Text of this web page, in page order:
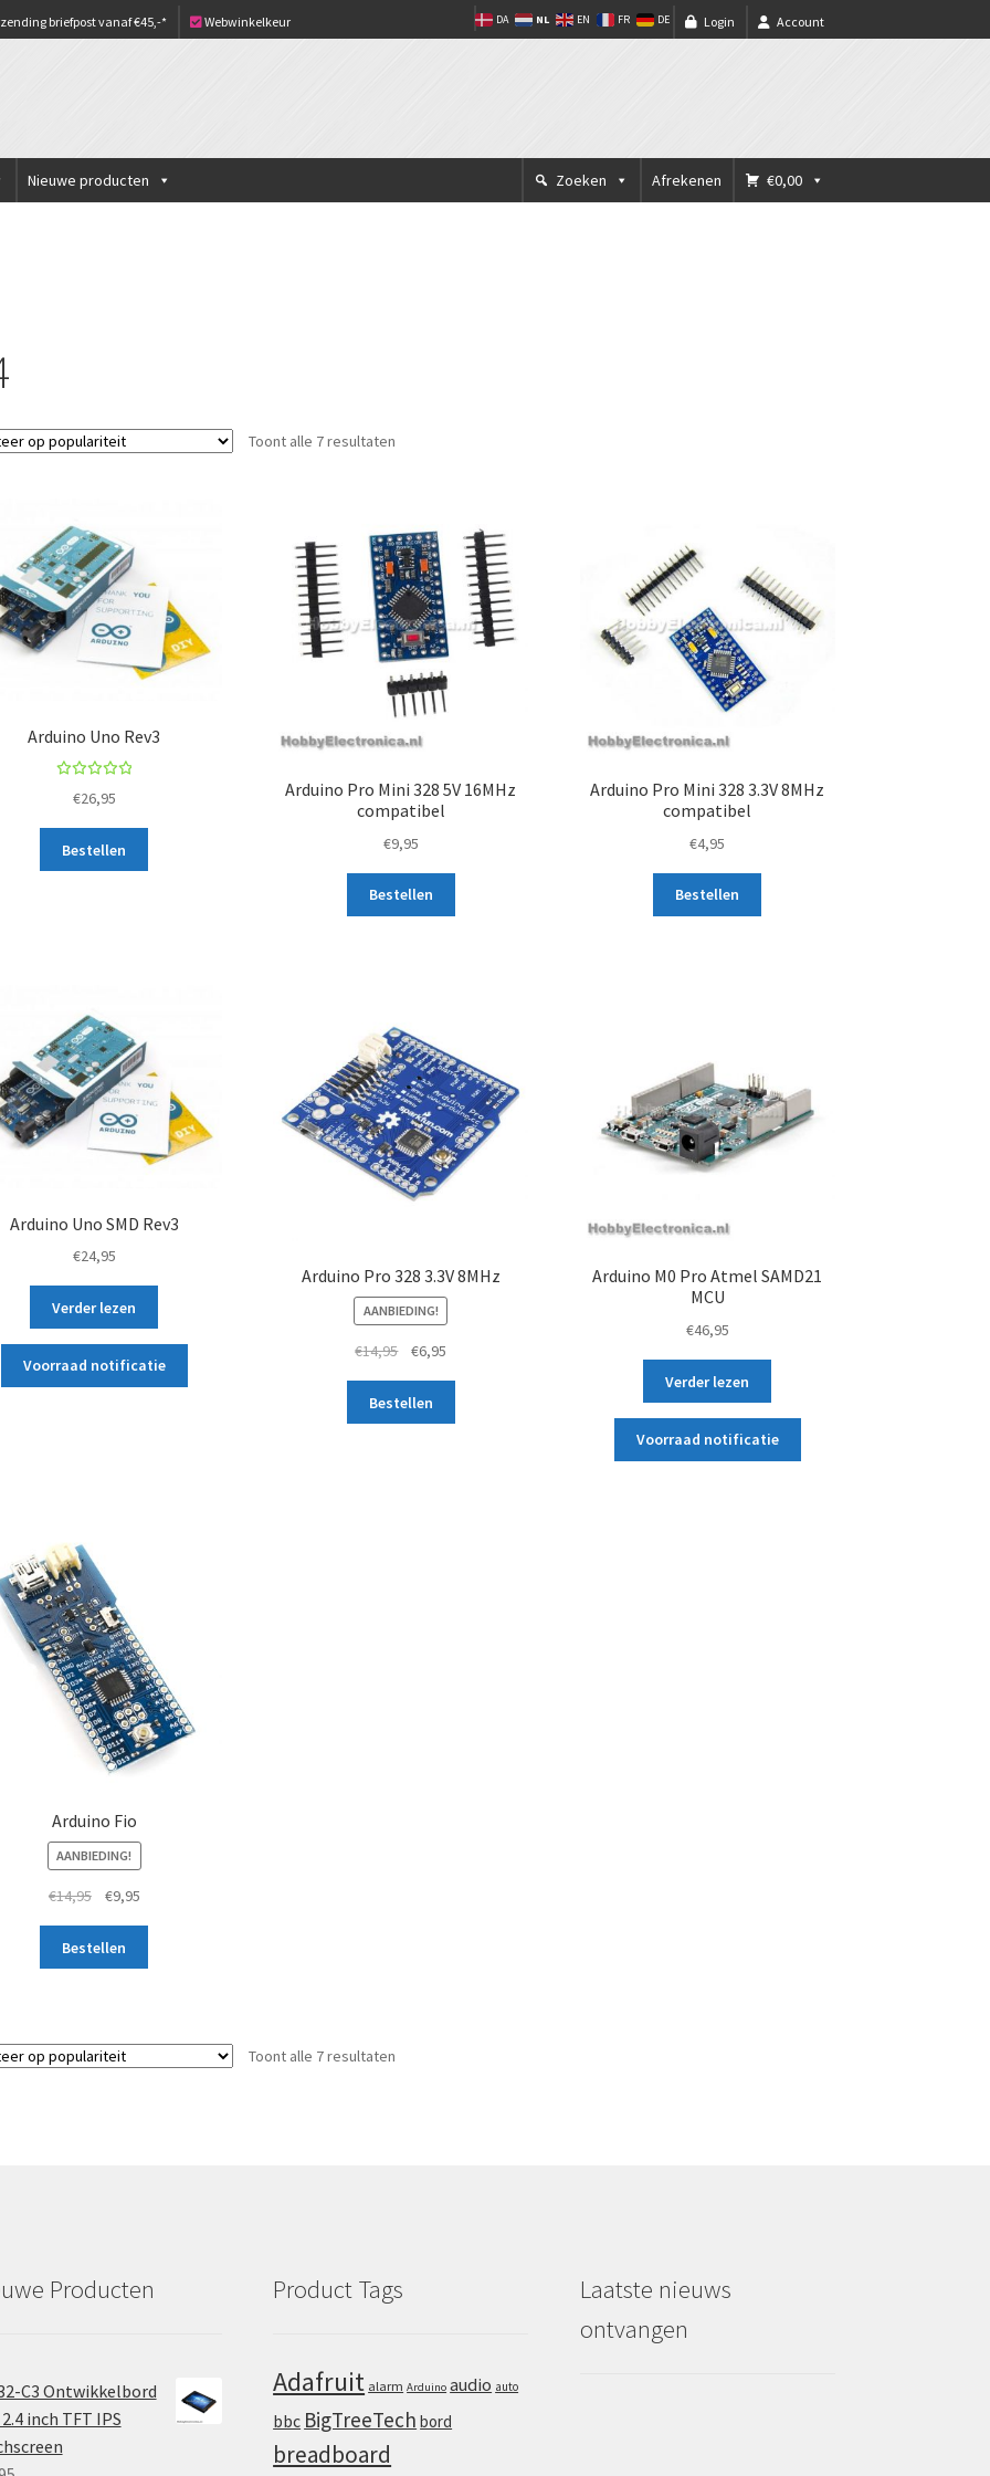
briefpost vanaf €45,-* Webwinkelkeur Account
Login
DA NL EN FR DE
Nieuwe producten €0,00
Afrekenen
Zoeken
Toont alle 7 resultatenGesorteerd
Arduino Uno Rev3
5.00
uit 5
€26,95
Bestellen
Arduino Pro Mini 328 5V 16MHz
compatibel
€9,95
Bestellen
Arduino Pro Mini 328 3.3V 8MHz
compatibel
€4,95
Bestellen
Arduino Uno SMD Rev3
€24,95
Verder lezen
Voorraad notificatie
Arduino Pro 328 3.3V 8MHz
AANBIEDING!
€14,95
Oorspronkelijke
was:
€14,95.
€6,95
€6,95.
Bestellen
Arduino M0 Pro Atmel SAMD21
MCU
€46,95
Verder lezen
Voorraad notificatie
Arduino Fio
AANBIEDING!
€14,95
Oorspronkelijke
was:
€14,95.
€9,95Huidige
€9,95.
Bestellen
Toont alle 7 resultatenGesorteerd
Producten
C3 Ontwikkelbord
inch TFT IPS
Product Tags
Adafruit alarm Arduino audio auto
bbc BigTreeTech bord
breadboard
Laatste nieuws
ontvangen